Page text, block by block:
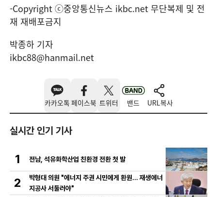
-Copyright ⓒ중앙통신뉴스 ikbc.net 무단복제 및 전
재 재배포금지
박종하 기자
ikbc88@hanmail.net
카카오톡 페이스북 트위터 밴드 URL복사
실시간 인기 기사
1 전남, 석유화학산업 친환경 전환 첫 발
2
박형대 의원 "에너지 주권 시민에게 환원... 재생에너
지공사 서둘러야"